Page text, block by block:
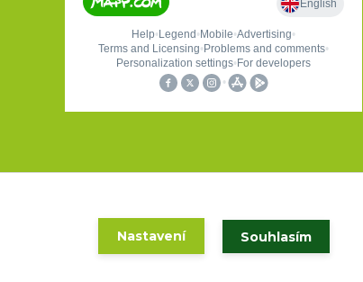
Holas sport a turistika 2020
Vytvořeno na
Nastavení Souhlasím